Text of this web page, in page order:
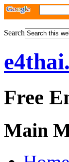
Search
Free
Main